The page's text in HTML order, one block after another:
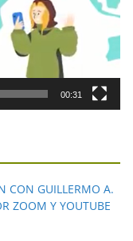
00:31
CON GUILLERMO A.
ZOOM Y YOUTUBE